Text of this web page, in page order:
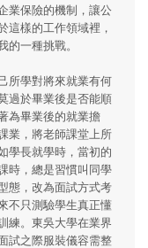
業保險的機制，讓公
這樣的工作領域裡，
一種挑戰。
所學對將來就業有何
過於畢業後是否能順
為畢業後的就業擔
業，將老師課堂上所
學長就學時，當初的
時，總是習慣叫同學
態，改為面試方式考
不只測驗學生真正懂
練。東吳大學在業界
試之際服裝儀容需整